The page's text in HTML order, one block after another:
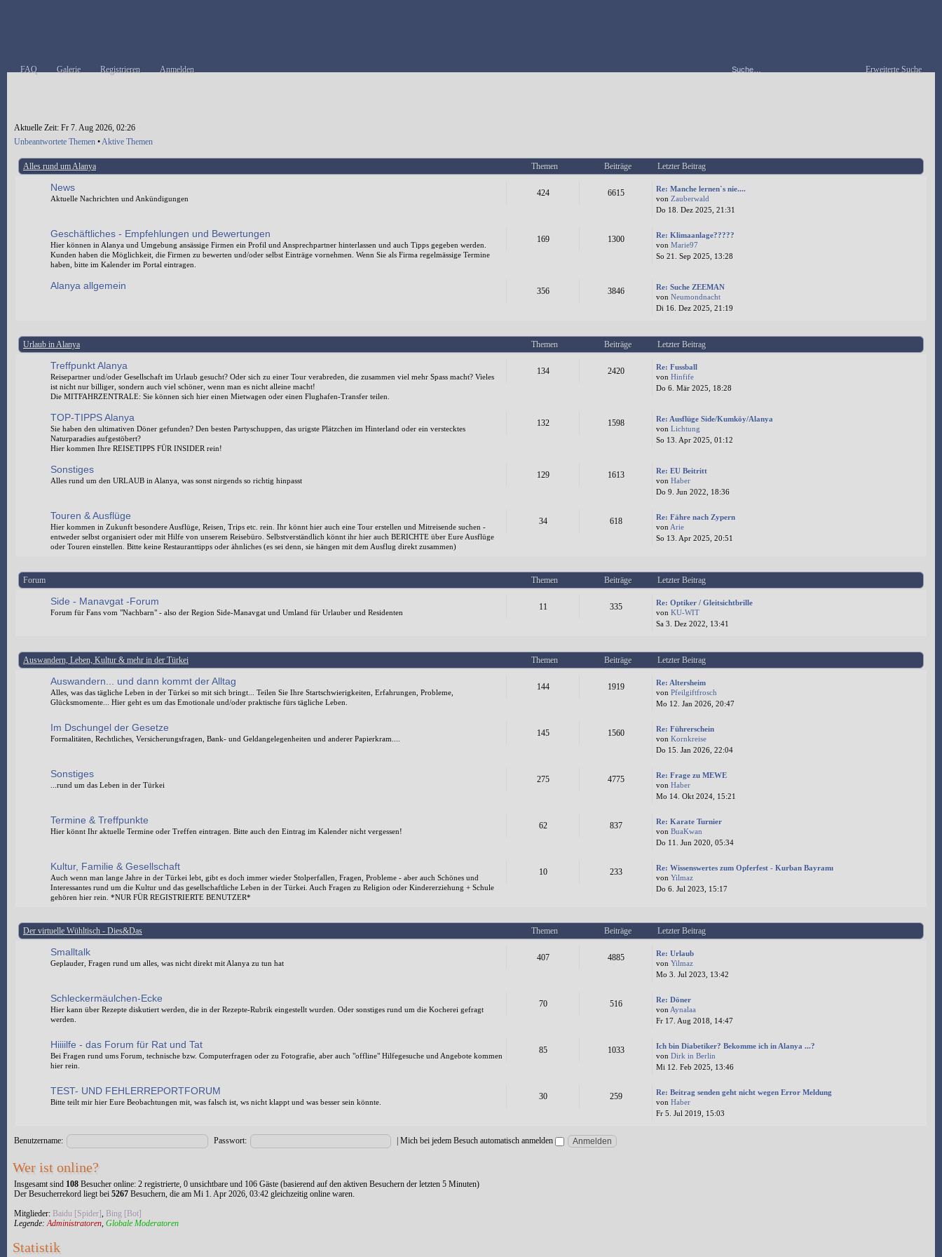
Erweiterte Suche
FAQ Galerie Registrieren Anmelden
Aktuelle Zeit: Fr 7. Aug 2026, 02:26
Unbeantwortete Themen •Aktive Themen
Alles rund um Alanya Themen Beiträge Letzter Beitrag
News
Aktuelle Nachrichten und Ankündigungen
424 6615
Re: Manche lernen`s nie....
vonZauberwald
Do 18. Dez 2025, 21:31
Geschäftliches - Empfehlungen und Bewertungen
Hier können in Alanya und Umgebung ansässige Firmen ein Profil und Ansprechpartner hinterlassen und auch Tipps gegeben werden.
Kunden haben die Möglichkeit, die Firmen zu bewerten und/oder selbst Einträge vornehmen. Wenn Sie als Firma regelmässige Termine
haben, bitte im Kalender im Portal eintragen.
169 1300
Re: Klimaanlage?????
vonMarie97
So 21. Sep 2025, 13:28
Alanya allgemein 356 3846
Re: Suche ZEEMAN
vonNeumondnacht
Di 16. Dez 2025, 21:19
Urlaub in Alanya Themen Beiträge Letzter Beitrag
Treffpunkt Alanya
Reisepartner und/oder Gesellschaft im Urlaub gesucht? Oder sich zu einer Tour verabreden, die zusammen viel mehr Spass macht? Vieles
ist nicht nur billiger, sondern auch viel schöner, wenn man es nicht alleine macht!
Die MITFAHRZENTRALE: Sie können sich hier einen Mietwagen oder einen Flughafen-Transfer teilen.
134 2420
Re: Fussball
vonHinfife
Do 6. Mär 2025, 18:28
TOP-TIPPS Alanya
Sie haben den ultimativen Döner gefunden? Den besten Partyschuppen, das urigste Plätzchen im Hinterland oder ein verstecktes
Naturparadies aufgestöbert?
Hier kommen Ihre REISETIPPS FÜR INSIDER rein!
132 1598
Re: Ausflüge Side/Kumköy/Alanya
vonLichtung
So 13. Apr 2025, 01:12
Sonstiges
Alles rund um den URLAUB in Alanya, was sonst nirgends so richtig hinpasst
129 1613
Re: EU Beitritt
vonHaber
Do 9. Jun 2022, 18:36
Touren & Ausflüge
Hier kommen in Zukunft besondere Ausflüge, Reisen, Trips etc. rein. Ihr könnt hier auch eine Tour erstellen und Mitreisende suchen -
entweder selbst organisiert oder mit Hilfe von unserem Reisebüro. Selbstverständlich könnt ihr hier auch BERICHTE über Eure Ausflüge
oder Touren einstellen. Bitte keine Restauranttipps oder ähnliches (es sei denn, sie hängen mit dem Ausflug direkt zusammen)
34 618
Re: Fähre nach Zypern
von Arie
So 13. Apr 2025, 20:51
Forum Themen Beiträge Letzter Beitrag
Side - Manavgat -Forum
Forum für Fans vom "Nachbarn" - also der Region Side-Manavgat und Umland für Urlauber und Residenten
11 335
Re: Optiker / Gleitsichtbrille
vonKU-WIT
Sa 3. Dez 2022, 13:41
Auswandern, Leben, Kultur & mehr in der Türkei Themen Beiträge Letzter Beitrag
Auswandern... und dann kommt der Alltag
Alles, was das tägliche Leben in der Türkei so mit sich bringt... Teilen Sie Ihre Startschwierigkeiten, Erfahrungen, Probleme,
Glücksmomente... Hier geht es um das Emotionale und/oder praktische fürs tägliche Leben.
144 1919
Re: Altersheim
vonPfeilgiftfrosch
Mo 12. Jan 2026, 20:47
Im Dschungel der Gesetze
Formalitäten, Rechtliches, Versicherungsfragen, Bank- und Geldangelegenheiten und anderer Papierkram....
145 1560
Re: Führerschein
vonKornkreise
Do 15. Jan 2026, 22:04
Sonstiges
...rund um das Leben in der Türkei
275 4775
Re: Frage zu MEWE
vonHaber
Mo 14. Okt 2024, 15:21
Termine & Treffpunkte
Hier könnt Ihr aktuelle Termine oder Treffen eintragen. Bitte auch den Eintrag im Kalender nicht vergessen!
62 837
Re: Karate Turnier
vonBuaKwan
Do 11. Jun 2020, 05:34
Kultur, Familie & Gesellschaft
Auch wenn man lange Jahre in der Türkei lebt, gibt es doch immer wieder Stolperfallen, Fragen, Probleme - aber auch Schönes und
Interessantes rund um die Kultur und das gesellschaftliche Leben in der Türkei. Auch Fragen zu Religion oder Kindererziehung + Schule
gehören hier rein. *NUR FÜR REGISTRIERTE BENUTZER*
10 233
Re: Wissenswertes zum Opferfest - Kurban Bayramı
vonYilmaz
Do 6. Jul 2023, 15:17
Der virtuelle Wühltisch - Dies&Das Themen Beiträge Letzter Beitrag
Smalltalk
Geplauder, Fragen rund um alles, was nicht direkt mit Alanya zu tun hat
407 4885
Re: Urlaub
vonYilmaz
Mo 3. Jul 2023, 13:42
Schleckermäulchen-Ecke
Hier kann über Rezepte diskutiert werden, die in der Rezepte-Rubrik eingestellt wurden. Oder sonstiges rund um die Kocherei gefragt
werden.
70 516
Re: Döner
von Aynalaa
Fr 17. Aug 2018, 14:47
Hiiiilfe - das Forum für Rat und Tat
Bei Fragen rund ums Forum, technische bzw. Computerfragen oder zu Fotografie, aber auch "offline" Hilfegesuche und Angebote kommen
hier rein.
85 1033
Ich bin Diabetiker? Bekomme ich in Alanya ...?
vonDirk in Berlin
Mi 12. Feb 2025, 13:46
TEST- UND FEHLERREPORTFORUM
Bitte teilt mir hier Eure Beobachtungen mit, was falsch ist, ws nicht klappt und was besser sein könnte.
30 259
Re: Beitrag senden geht nicht wegen Error Meldung
vonHaber
Fr 5. Jul 2019, 15:03
Benutzername: Passwort: |Mich bei jedem Besuch automatisch anmelden
Wer ist online?
Insgesamt sind 108 Besucher online: 2 registrierte, 0 unsichtbare und 106 Gäste (basierend auf den aktiven Besuchern der letzten 5 Minuten)
Der Besucherrekord liegt bei 5267 Besuchern, die am Mi 1. Apr 2026, 03:42 gleichzeitig online waren.
Mitglieder: Baidu [Spider], Bing [Bot]
Legende:Administratoren, Globale Moderatoren
Statistik